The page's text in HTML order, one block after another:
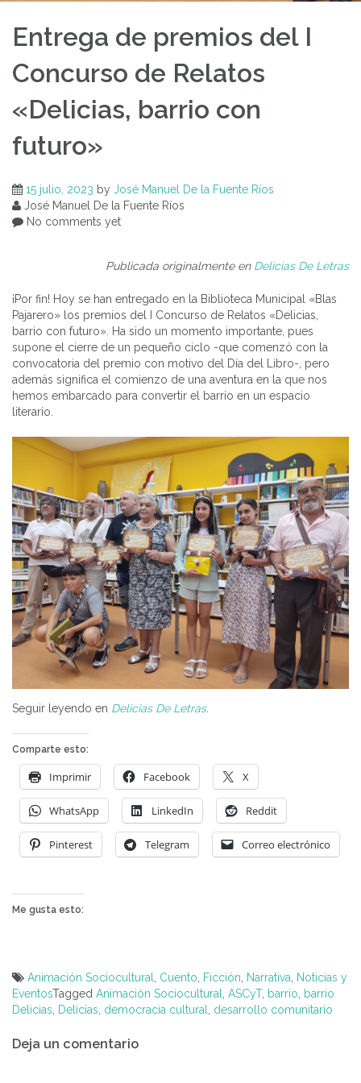
Entrega de premios del I
Concurso de Relatos
«Delicias, barrio con
futuro»
15 julio, 2023 by José Manuel De la Fuente Ríos
José Manuel De la Fuente Ríos
No comments yet
Publicada originalmente en Delicias De Letras
¡Por fin! Hoy se han entregado en la Biblioteca Municipal «Blas
Pajarero» los premios del I Concurso de Relatos «Delicias,
barrio con futuro». Ha sido un momento importante, pues
supone el cierre de un pequeño ciclo -que comenzó con la
convocatoria del premio con motivo del Día del Libro-, pero
además significa el comienzo de una aventura en la que nos
hemos embarcado para convertir el barrio en un espacio
literario.
Seguir leyendo en Delicias De Letras.
Comparte esto:
Imprimir Facebook X
WhatsApp LinkedIn Reddit
Pinterest Telegram Correo electrónico
Me gusta esto:
Animación Sociocultural, Cuento, Ficción, Narrativa, Noticias y
EventosTagged Animación Sociocultural, ASCyT, barrio, barrio
Delicias, Delicias, democracia cultural, desarrollo comunitario
de
Deja un comentario